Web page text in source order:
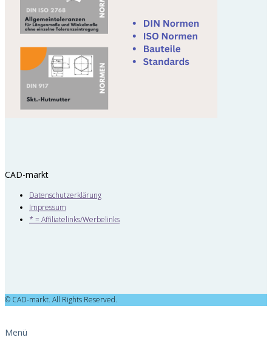
CAD-markt
Datenschutzerklärung
Impressum
* = Affiliatelinks/Werbelinks
© CAD-markt. All Rights Reserved.
Menü